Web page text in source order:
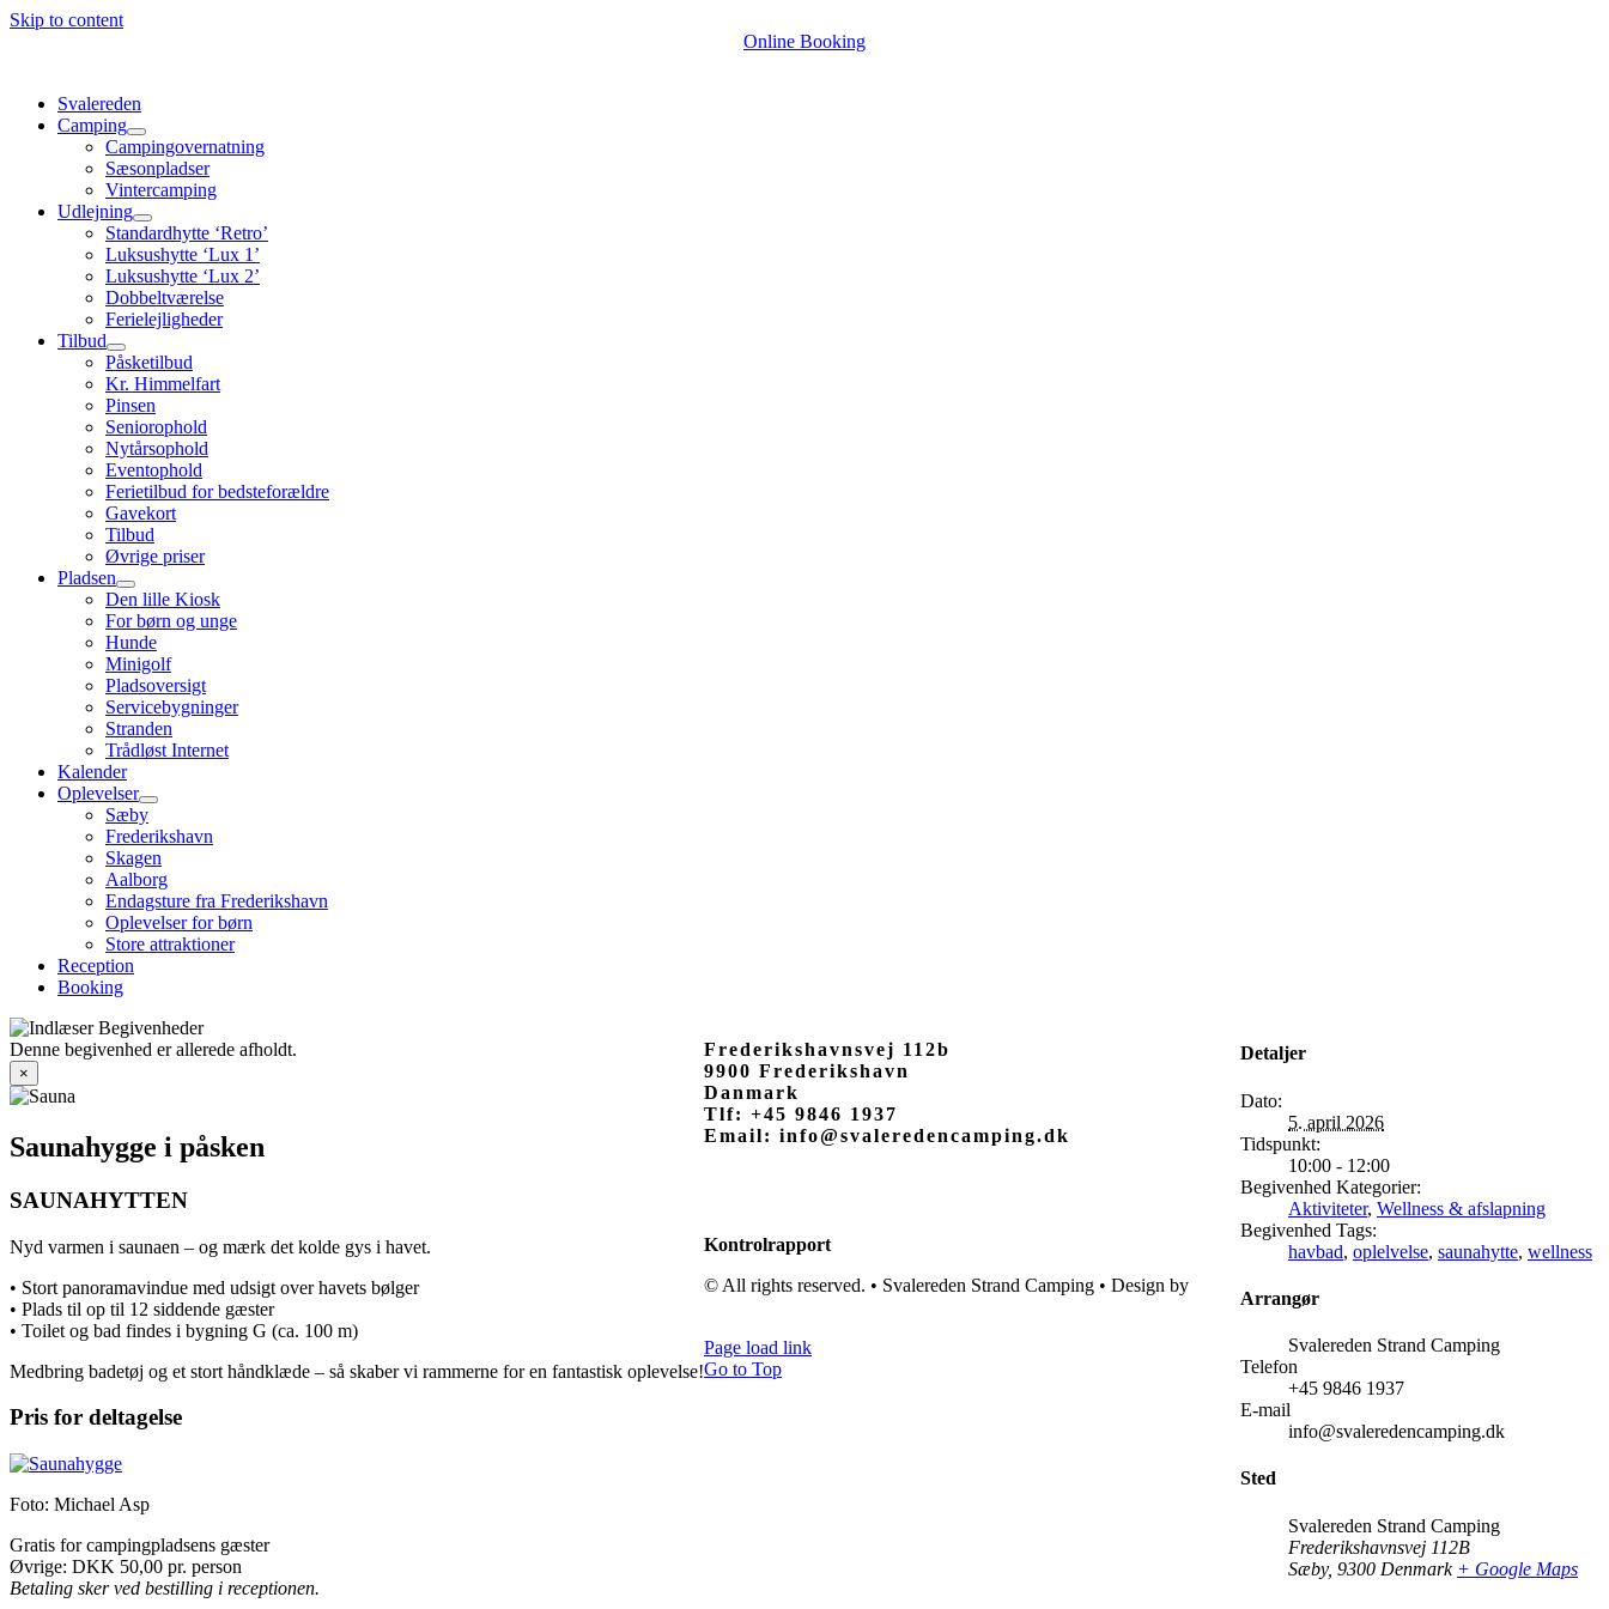
Skip to content
Online Booking
Svalereden
Camping
Campingovernatning
Sæsonpladser
Vintercamping
Udlejning
Standardhytte ‘Retro’
Luksushytte ‘Lux 1’
Luksushytte ‘Lux 2’
Dobbeltværelse
Ferielejligheder
Tilbud
Påsketilbud
Kr. Himmelfart
Pinsen
Seniorophold
Nytårsophold
Eventophold
Ferietilbud for bedsteforældre
Gavekort
Tilbud
Øvrige priser
Pladsen
Den lille Kiosk
For børn og unge
Hunde
Minigolf
Pladsoversigt
Servicebygninger
Stranden
Trådløst Internet
Kalender
Oplevelser
Sæby
Frederikshavn
Skagen
Aalborg
Endagsture fra Frederikshavn
Oplevelser for børn
Store attraktioner
Reception
Booking
Denne begivenhed er allerede afholdt.
×
Saunahygge i påsken
SAUNAHYTTEN
Nyd varmen i saunaen – og mærk det kolde gys i havet.
• Stort panoramavindue med udsigt over havets bølger
• Plads til op til 12 siddende gæster
• Toilet og bad findes i bygning G (ca. 100 m)
Medbring badetøj og et stort håndklæde – så skaber vi rammerne for en fantastisk oplevelse!
Pris for deltagelse
Foto: Michael Asp
Gratis for campingpladsens gæster
Øvrige: DKK 50,00 pr. person
Betaling sker ved bestilling i receptionen.
Detaljer
Dato:
5. april 2026
Tidspunkt:
10:00 - 12:00
Begivenhed Kategorier:
Aktiviteter, Wellness & afslapning
Begivenhed Tags:
havbad, oplelvelse, saunahytte, wellness
Arrangør
Svalereden Strand Camping
Telefon
+45 9846 1937
E-mail
info@svaleredencamping.dk
Sted
Svalereden Strand Camping
Frederikshavnsvej 112B
Sæby, 9300 Denmark + Google Maps
Frederikshavnsvej 112b
9900 Frederikshavn
Danmark
Tlf: +45 9846 1937
Email: info@svaleredencamping.dk
Kontrolrapport
© All rights reserved. • Svalereden Strand Camping • Design by
Page load link
Go to Top